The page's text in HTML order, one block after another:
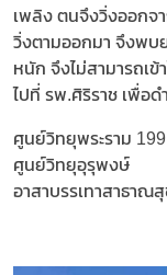
เพลิง ตนจึงวิ่งออกจ
วิ่งตามออกมา จึงพบ
หนัก จึงไม่สามารถเข้
ไปที่ รพ.ศิริราช เพื่อ
ศูนย์วิทยุพระราม 199
ศูนย์วิทยุอุรุพงษ์
อาสาบรรเทาสาธาณ